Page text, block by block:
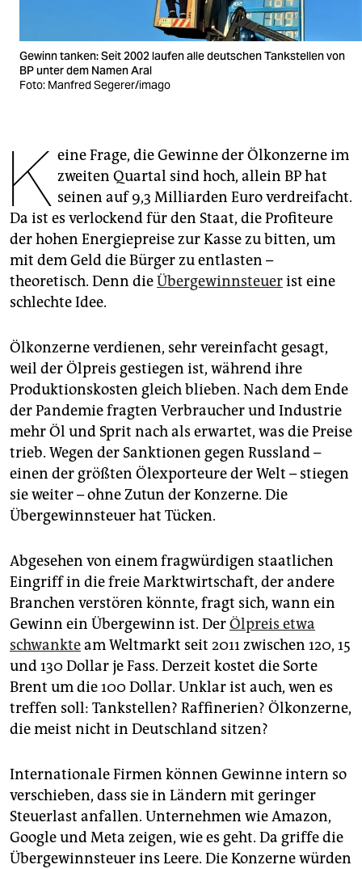
fragen & hilfe
unterstützen
genossenschaft
epaper login
Gewinn tanken: Seit 2002 laufen alle deutschen Tankstellen von
BP unter dem Namen Aral
Foto: Manfred Segerer/imago
K eine Frage, die Gewinne der Ölkonzerne im
zweiten Quartal sind hoch, allein BP hat
seinen auf 9,3 Milliarden Euro verdreifacht.
Da ist es verlockend für den Staat, die Profiteure
der hohen Energiepreise zur Kasse zu bitten, um
mit dem Geld die Bürger zu entlasten –
theoretisch. Denn dieÜbergewinnsteuerist eine
schlechte Idee.
Ölkonzerne verdienen, sehr vereinfacht gesagt,
weil der Ölpreis gestiegen ist, während ihre
Produktionskosten gleich blieben. Nach dem Ende
der Pandemie fragten Verbraucher und ­Industrie
mehr Öl und Sprit nach als erwartet, was die Preise
trieb. Wegen der Sanktionen gegen Russland –
einen der größten Ölexporteure der Welt – ­stiegen
sie weiter – ohne Zutun der Konzerne. Die
Übergewinnsteuer hat Tücken.
Abgesehen von einem fragwürdigen staatlichen
Eingriff in die freie Marktwirtschaft, der andere
Branchen verstören könnte, fragt sich, wann ein
Gewinn ein Übergewinn ist. DerÖlpreis etwa
schwankteam Weltmarkt seit 2011 zwischen 120, 15
und 130 Dollar je Fass. Derzeit kostet die Sorte
Brent um die 100 Dollar. Unklar ist auch, wen es
treffen soll: Tankstellen? Raffinerien? Ölkonzerne,
die meist nicht in Deutschland sitzen?
Internationale Firmen können Gewinne intern so
verschieben, dass sie in Ländern mit geringer
Steuerlast anfallen. Unternehmen wie Amazon,
Google und Meta zeigen, wie es geht. Da griffe die
Übergewinnsteuer ins Leere. Die Konzerne würden